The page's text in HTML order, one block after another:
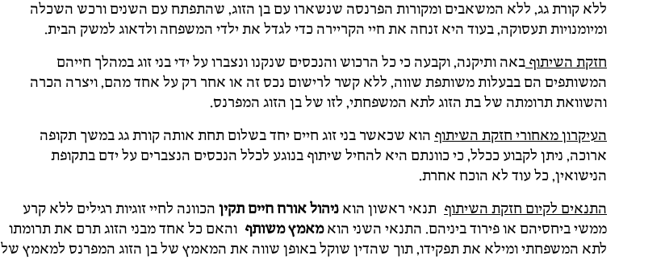
ללא קורת גג, ללא המשאבים ומקורות הפרנסה שנשארו עם בן הזוג, שהתפתח עם השנים ורכש השכלה
ומיומנויות תעסוקה, בעוד היא זנחה את חיי הקריירה כדי לגדל את ילדי המשפחה ולדאוג למשק הבית.
חזקת השיתוף באה ותיקנה, וקבעה כי כל הרכוש והנכסים שנקנו ונצברו על ידי בני זוג במהלך חייהם
המשותפים הם בבעלות משותפת שווה, ללא קשר לרישום נכס זה או אחר רק על אחד מהם, ויצרה הכרה
והשוואת תרומתה של בת הזוג לתא המשפחתי, לזו של בן הזוג המפרנס.
העיקרון מאחורי חזקת השיתוף הוא שכאשר בני זוג חיים יחד בשלום תחת אותה קורת גג במשך תקופה
ארוכה, ניתן לקבוע ככלל, כי כוונתם היא להחיל שיתוף בנוגע לכלל הנכסים הנצברים על ידם בתקופת
הנישואין, כל עוד לא הוכח אחרת.
התנאים לקיום חזקת השיתוף תנאי ראשון הוא ניהול אורח חיים תקין הכוונה לחיי זוגיות רגילים ללא קרע
ממשי ביחסיהם או פירוד ביניהם. התנאי השני הואמאמץ משותף והאם כל אחד מבני הזוג תרם את תרומתו
לתא המשפחתי ומילא את תפקידו, תוך שהדין שוקל באופן שווה את המאמץ של בן הזוג המפרנס למאמץ של